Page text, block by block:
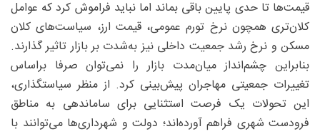
قیمت‌ها تا حدی پایین باقی بماند اما نباید فراموش کرد که عوامل
کلان‌تری همچون نرخ تورم عمومی، قیمت ارز، سیاست‌های کلان
مسکن و نرخ رشد جمعیت داخلی نیز به‌شدت بر بازار تاثیر گذارند.
بنابراین چشم‌انداز میان‌مدت بازار را نمی‌توان صرفا براساس
تغییرات جمعیتی مهاجران پیش‌بینی کرد. از منظر سیاستگذاری،
این تحولات یک فرصت استثنایی برای ساماندهی به مناطق
فرودست شهری فراهم آورده‌اند؛ دولت و شهرداری‌ها می‌توانند با